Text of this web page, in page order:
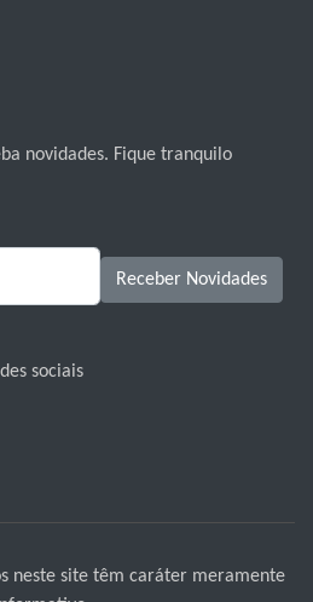
novidades. Fique tranquilo
Receber Novidades
sociais
neste site têm caráter meramente